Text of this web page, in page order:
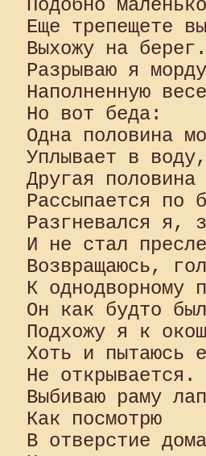
Подобно
Еще трепещете
Выхожу на берег.
Разрываю я
Наполненную
Но вот беда:
Одна половина
Уплывает в воду,
Другая половина
Рассыпается по
Разгневался я,
И не стал
Возвращаюсь,
К однодворному
Он как будто
Подхожу я к
Хоть и пытаюсь
Не открывается.
Выбиваю раму
Как посмотрю
В отверстие